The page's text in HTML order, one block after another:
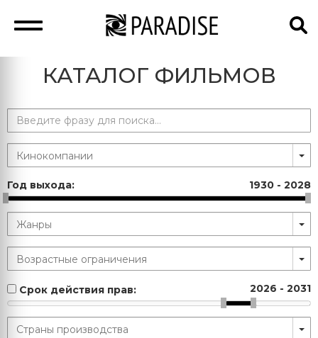
КАТАЛОГ ФИЛЬМОВ
Год выхода: 1930 - 2028
Срок действия прав: 2026 - 2031